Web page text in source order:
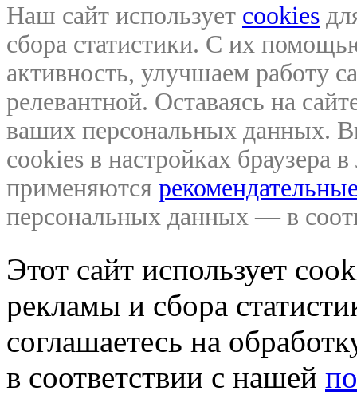
Наш сайт использует cookies
сбора статистики. С их
активность, улучшаем работу
релевантной. Оставаясь на
ваших персональных данных.
cookies в настройках браузера
применяются
персональных данных — в
Этот сайт использует
рекламы и сбора
соглашаетесь на
в соответствии с нашей